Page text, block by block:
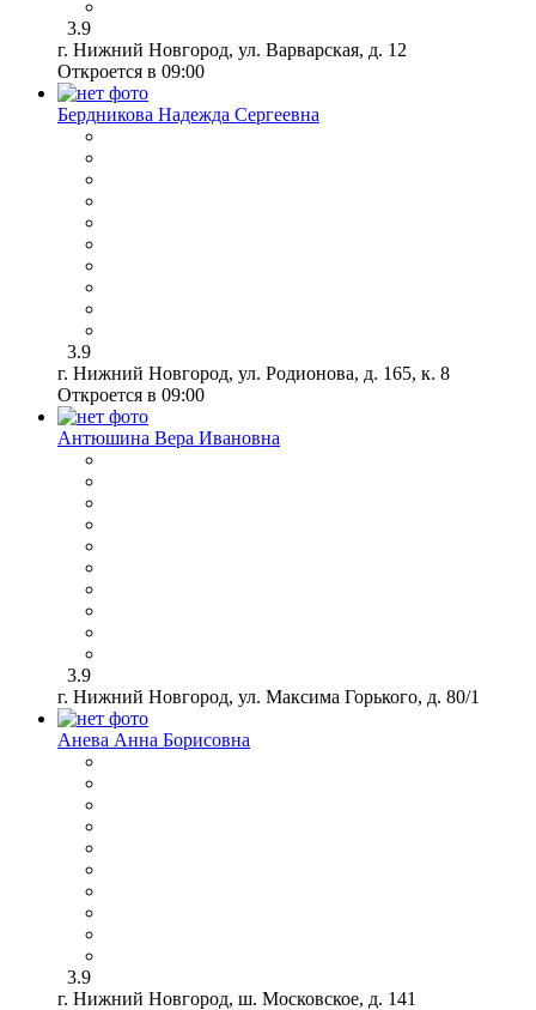
3.9
г. Нижний Новгород, ул. Варварская, д. 12
Откроется в 09:00
Бердникова Надежда Сергеевна
3.9
г. Нижний Новгород, ул. Родионова, д. 165, к. 8
Откроется в 09:00
Антюшина Вера Ивановна
3.9
г. Нижний Новгород, ул. Максима Горького, д. 80/1
Анева Анна Борисовна
3.9
г. Нижний Новгород, ш. Московское, д. 141